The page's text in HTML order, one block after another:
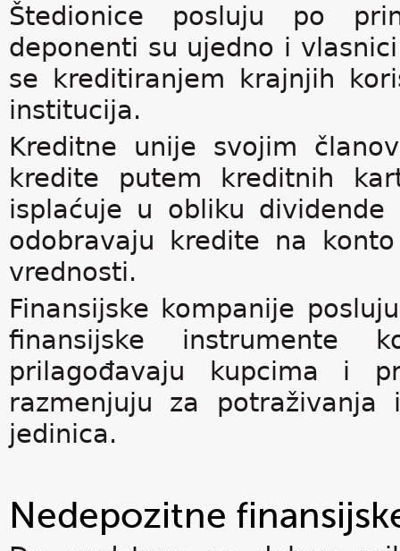
Štedionice posluju po
deponenti su ujedno i
se kreditiranjem krajnjih
institucija.
Kreditne unije svojim
kredite putem kreditnih
isplaćuje u obliku dividende
odobravaju kredite na
vrednosti.
Finansijske kompanije
finansijske instrumente
prilagođavaju kupcima i
razmenjuju za
jedinica.
Nedepozitne